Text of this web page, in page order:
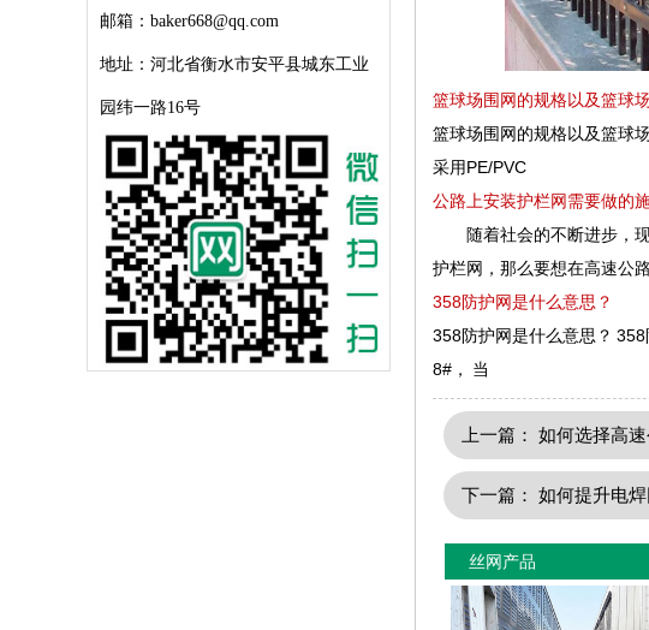
邮箱：baker668@qq.com
地址：河北省衡水市安平县城东工业
园纬一路16号
篮球场围网的规格以及篮球
篮球场围网的规格以及篮球
采用PE/PVC
公路上安装护栏网需要做的
随着社会的不断进步，现
护栏网，那么要想在高速公
358防护网是什么意思？
358防护网是什么意思？
8#， 当
上一篇：如何选择高
下一篇：如何提升电
丝网产品